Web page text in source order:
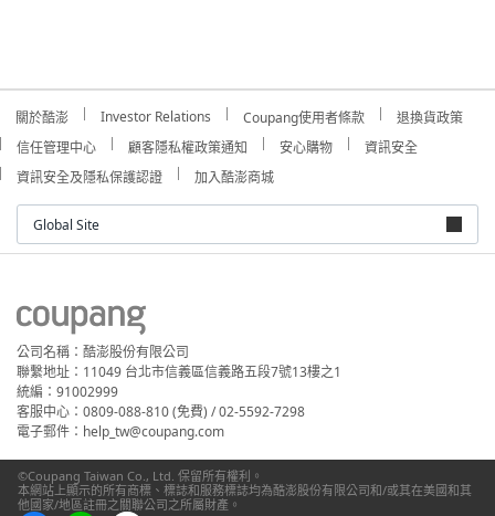
關於酷澎 Investor Relations Coupang使用者條款
退換貨政策
信任管理中心
顧客隱私權政策通知 安心購物
資訊安全
資訊安全及隱私保護認證
加入酷澎商城
Global Site
公司名稱：酷澎股份有限公司
聯繫地址：11049 台北市信義區信義路五段7號13樓之1
統編：91002999
客服中心：0809-088-810 (免費) / 02-5592-7298
電子郵件：help_tw@coupang.com
©Coupang Taiwan Co., Ltd. 保留所有權利。
本網站上顯示的所有商標、標誌和服務標誌均為酷澎股份有限公司和/或其在美國和其
他國家/地區註冊之關聯公司之所屬財產。